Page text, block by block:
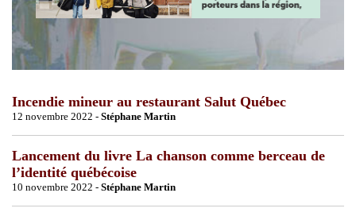
Incendie mineur au restaurant Salut Québec
12 novembre 2022 - Stéphane Martin
Lancement du livre La chanson comme berceau de
l’identité québécoise
10 novembre 2022 - Stéphane Martin